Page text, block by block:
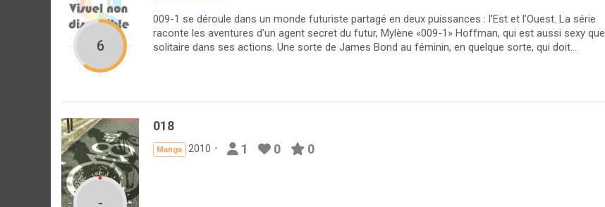
6
009-1 se déroule dans un monde futuriste partagé en deux puissances : l’Est et l’Ouest. La série
raconte les aventures d’un agent secret du futur, Mylène «009-1» Hoffman, qui est aussi sexy que
solitaire dans ses actions. Une sorte de James Bond au féminin, en quelque sorte, qui doit...
-
018
Manga 2010 1 0 0